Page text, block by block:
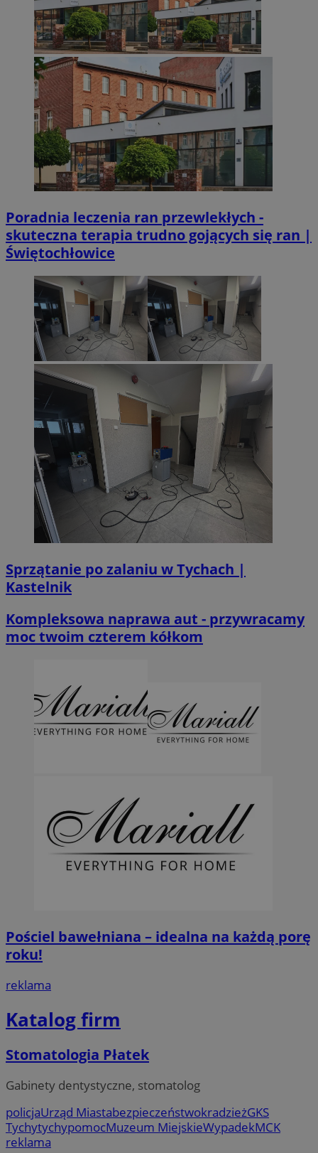
Poradnia leczenia ran przewlekłych -
skuteczna terapia trudno gojących się ran |
Świętochłowice
Sprzątanie po zalaniu w Tychach |
Kastelnik
Kompleksowa naprawa aut - przywracamy
moc twoim czterem kółkom
Pościel bawełniana – idealna na każdą porę
roku!
reklama
Katalog firm
Stomatologia Płatek
Gabinety dentystyczne, stomatolog
policjaUrząd MiastabezpieczeństwokradzieżGKS
TychytychypomocMuzeum MiejskieWypadekMCK
reklama